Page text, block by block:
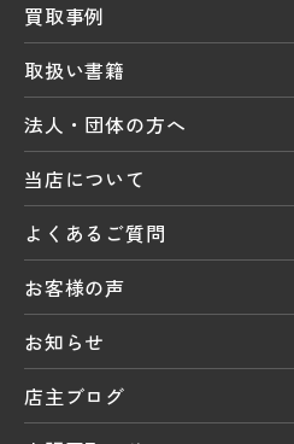
買取事例
取扱い書籍
法人・団体の方へ
当店について
よくあるご質問
お客様の声
お知らせ
店主ブログ